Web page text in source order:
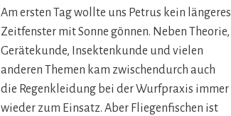
Am ersten Tag wollte uns Petrus kein längeres
Zeitfenster mit Sonne gönnen. Neben Theorie,
Gerätekunde, Insektenkunde und vielen
anderen Themen kam zwischendurch auch
die Regenkleidung bei der Wurfpraxis immer
wieder zum Einsatz. Aber Fliegenfischen ist